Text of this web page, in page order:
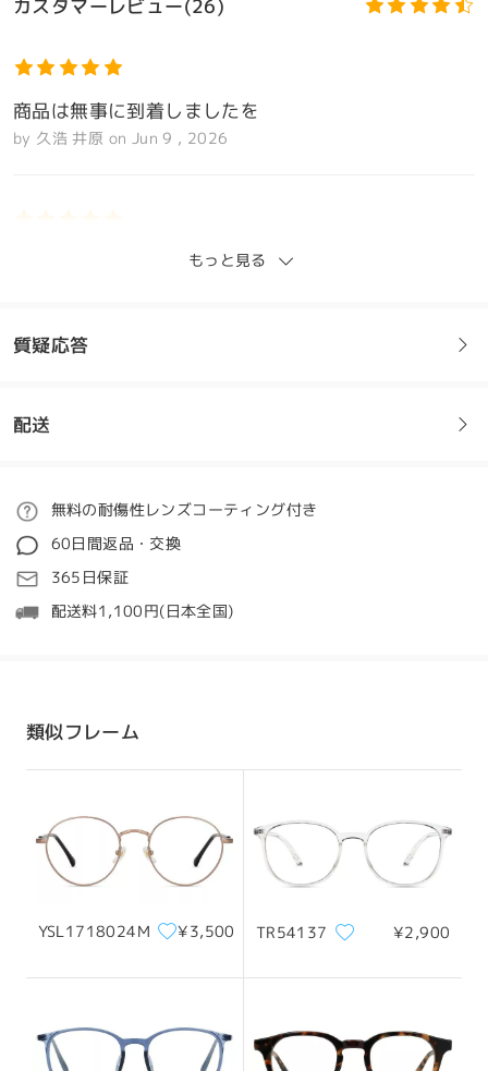
132mm/ 5.20in
146mm/ 5.75in
カスタマーレビュー(26)
商品は無事に到着しましたを
by 久浩 井原 on Jun 9 , 2026
価格の割に、デザイン及び品質がいい。
もっと見る
質疑応答
フレームについてご質問がある場合は、以下からお問い合わせく
質問する
配送
ご注文
処理時間
5-7営業日
詳細
配送時間
配送
無料の耐傷性レンズコーティング付き
60日間返品・交換
365日保証
配送料1,100円(日本全国)
類似フレーム
YSL1718024M ¥3,500 TR54137 ¥2,900